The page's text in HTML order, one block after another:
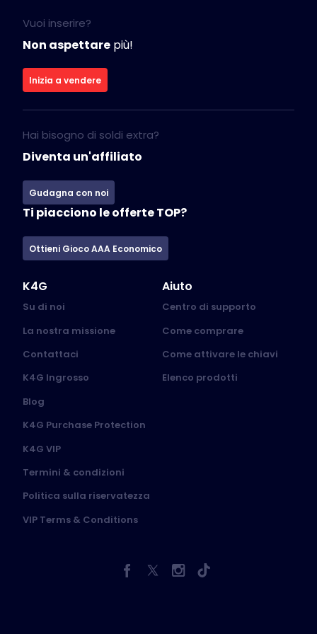
Vuoi inserire?
Non aspettare più!
Inizia a vendere
Hai bisogno di soldi extra?
Diventa un'affiliato
Gudagna con noi
Ti piacciono le offerte TOP?
Ottieni Gioco AAA Economico
K4G
Su di noi
La nostra missione
Contattaci
K4G Ingrosso
Blog
K4G Purchase Protection
K4G VIP
Termini & condizioni
Politica sulla riservatezza
VIP Terms & Conditions
Aiuto
Centro di supporto
Come comprare
Come attivare le chiavi
Elenco prodotti